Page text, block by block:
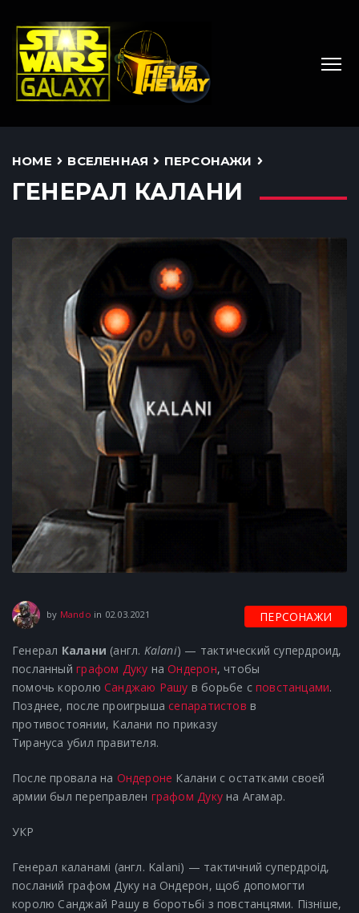
HOME ВСЕЛЕННАЯ ПЕРСОНАЖИ
ГЕНЕРАЛ КАЛАНИ
by Mando in 02.03.2021 ПЕРСОНАЖИ
Генерал Калани (англ. Kalani) — тактический супердроид,
посланныйграфом Дуку наОндерон, чтобы
помочь королю Санджаю Рашу в борьбе сповстанцами.
Позднее, после проигрышасепаратистов в
противостоянии, Калани по приказу
Тирануса убил правителя.
После провала на Ондероне Калани с остатками своей
армии был переправлен графом Дукуна Агамар.
УКР
Генерал каланамі (англ. Kalani) — тактичний супердроід,
посланий графом Дуку на Ондерон, щоб допомогти
королю Санджай Рашу в боротьбі з повстанцями. Пізніше,